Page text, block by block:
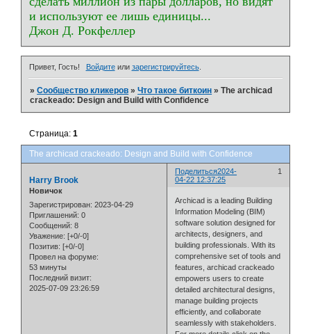
и используют ее лишь единицы...
Джон Д. Рокфеллер
Привет, Гость! Войдитеили зарегистрируйтесь.
»Сообщество кликеров »Что такое биткоин »The archicad
crackeado: Design and Build with Confidence
The archicad crackeado: Design and Build with Confidence
Страница:1
Поделиться 1
2024-
04-22 12:37:25
Harry Brook
Новичок
Зарегистрирован: 2023-04-29
Приглашений: 0
Сообщений: 8
Уважение: [+0/-0]
Позитив: [+0/-0]
Провел на форуме:
53 минуты
Последний визит:
2025-07-09 23:26:59
Archicad is a leading Building
Information Modeling (BIM)
software solution designed for
architects, designers, and
building professionals. With its
comprehensive set of tools and
features, archicad crackeado
empowers users to create
detailed architectural designs,
manage building projects
efficiently, and collaborate
seamlessly with stakeholders.